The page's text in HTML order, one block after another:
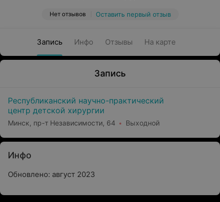
Нет отзывов Оставить первый отзыв
Запись Инфо Отзывы На карте
Запись
Республиканский научно-практический
центр детской хирургии
Минск, пр-т Независимости, 64 Выходной
Инфо
Обновлено: август 2023